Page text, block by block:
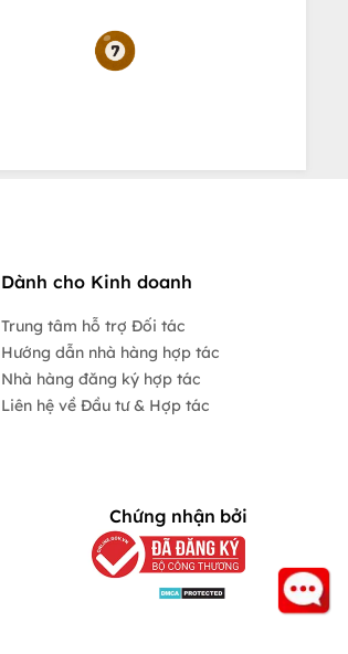
Dành cho Kinh doanh
Trung tâm hỗ trợ Đối tác
Hướng dẫn nhà hàng hợp tác
Nhà hàng đăng ký hợp tác
Liên hệ về Đầu tư & Hợp tác
Chứng nhận bởi